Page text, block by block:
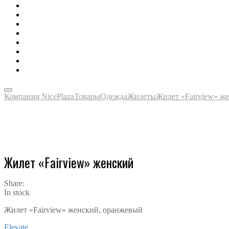
Компания NicePlazaТоварыОдеждаЖилетыЖилет «Fairview»
Жилет «Fairview» женский
Share:
In stock
Жилет «Fairview» женский, оранжевый
Elevate